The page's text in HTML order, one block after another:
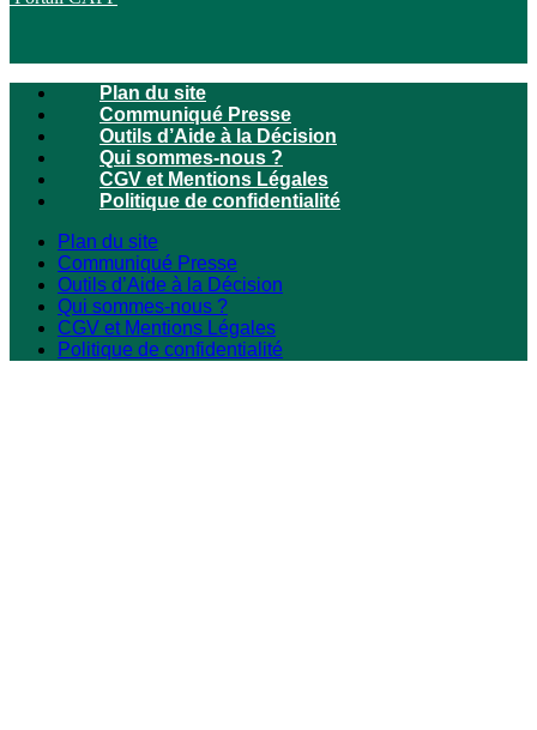
Plan du site
Communiqué Presse
Outils d’Aide à la Décision
Qui sommes-nous ?
CGV et Mentions Légales
Politique de confidentialité
Plan du site
Communiqué Presse
Outils d’Aide à la Décision
Qui sommes-nous ?
CGV et Mentions Légales
Politique de confidentialité